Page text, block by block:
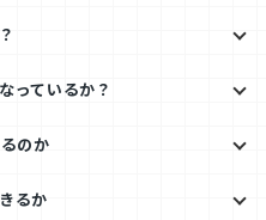
っているか？
のか
るか